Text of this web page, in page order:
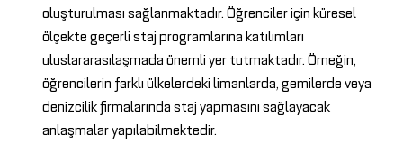
oluşturulması sağlanmaktadır. Öğrenciler için küresel
ölçekte geçerli staj programlarına katılımları
uluslararasılaşmada önemli yer tutmaktadır. Örneğin,
öğrencilerin farklı ülkelerdeki limanlarda, gemilerde veya
denizcilik firmalarında staj yapmasını sağlayacak
anlaşmalar yapılabilmektedir.